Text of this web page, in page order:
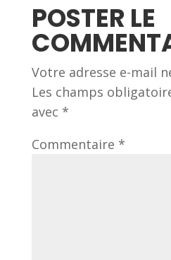
POSTER LE
Votre adresse e-mail
Les champs
avec *
Commentaire *